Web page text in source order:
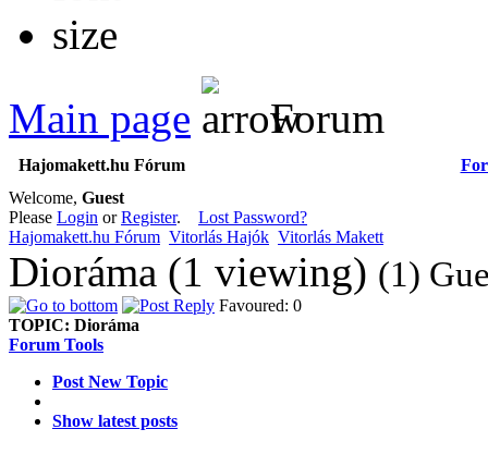
Main page Forum
Hajomakett.hu Fórum
Welcome, Guest
Please Login orRegister. Lost Password?
Hajomakett.hu Fórum Vitorlás Hajók Vitorlás Makett
Dioráma (1 viewing) (1)
Favoured: 0
TOPIC: Dioráma
Forum Tools
Post New Topic
Show latest posts